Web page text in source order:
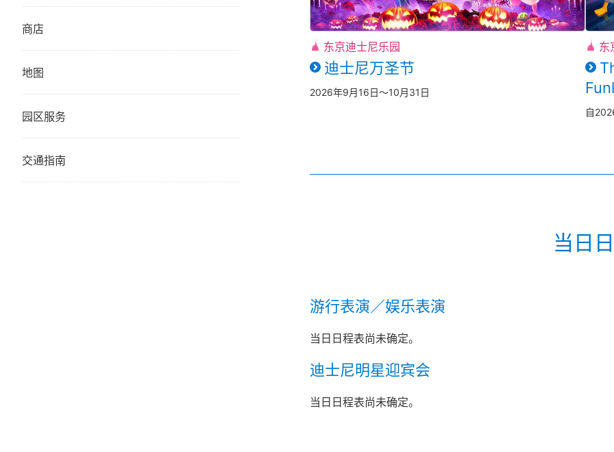
东京迪士尼乐园
迪士尼万圣节
2026年9月16日～10月31日
东
自
当日
游行表演／娱乐表演
当日日程表尚未确定。
迪士尼明星迎宾会
当日日程表尚未确定。
商店
地图
园区服务
交通指南